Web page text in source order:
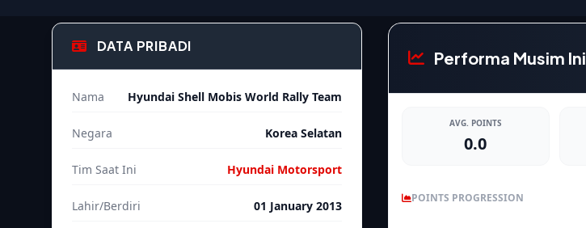
DATA PRIBADI
Nama Hyundai Shell Mobis World Rally Team
Negara Korea Selatan
Tim Saat Ini Hyundai Motorsport
Lahir/Berdiri 01 January 2013
Performa Musim Ini
AVG. POINTS
0.0
POINTS PROGRESSION